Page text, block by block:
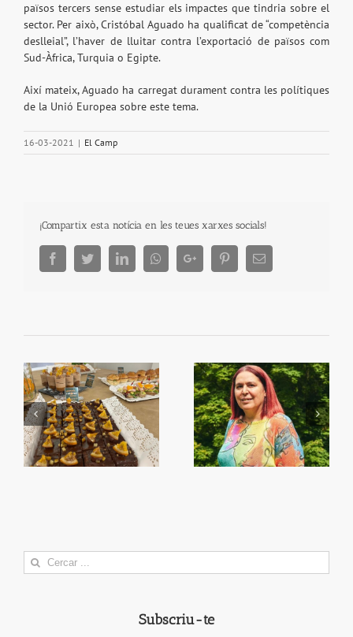
països tercers sense estudiar els impactes que tindria sobre el
sector. Per això, Cristóbal Aguado ha qualificat de “competència
deslleial”, l’haver de lluitar contra l’exportació de països com
Sud-Àfrica, Turquia o Egipte.
Així mateix, Aguado ha carregat durament contra les polítiques
de la Unió Europea sobre este tema.
16-03-2021 | El Camp
¡Compartix esta notícia en les teues xarxes socials!
FacebookTwitterLinkedInWhatsappGoogle+ PinterestEmail
Begoña García Bernal
va visitar Algemesí
Primera Setmana de la
Taronja
Search
for:
Subscriu-te